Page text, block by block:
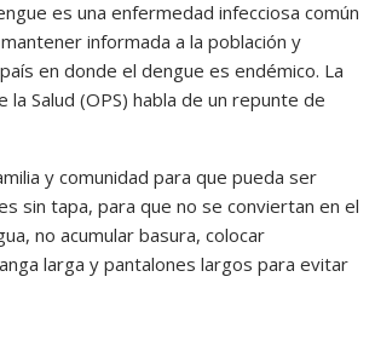
es una enfermedad infecciosa común
informada a la población y
en donde el dengue es endémico. La
Salud (OPS) habla de un repunte de
y comunidad para que pueda ser
sin tapa, para que no se conviertan en el
no acumular basura, colocar
larga y pantalones largos para evitar